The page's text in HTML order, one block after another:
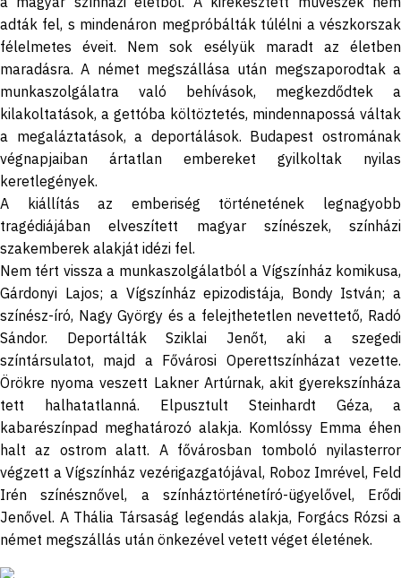
adták fel, s mindenáron megpróbálták túlélni a vészkorszak
félelmetes éveit. Nem sok esélyük maradt az életben
maradásra. A német megszállása után megszaporodtak a
munkaszolgálatra való behívások, megkezdődtek a
kilakoltatások, a gettóba költöztetés, mindennapossá váltak
a megaláztatások, a deportálások. Budapest ostromának
végnapjaiban ártatlan embereket gyilkoltak nyilas
keretlegények.
A kiállítás az emberiség történetének legnagyobb
tragédiájában elveszített magyar színészek, színházi
szakemberek alakját idézi fel.
Nem tért vissza a munkaszolgálatból a Vígszínház komikusa,
Gárdonyi Lajos; a Vígszínház epizodistája, Bondy István; a
színész-író, Nagy György és a felejthetetlen nevettető, Radó
Sándor. Deportálták Sziklai Jenőt, aki a szegedi
színtársulatot, majd a Fővárosi Operettszínházat vezette.
Örökre nyoma veszett Lakner Artúrnak, akit gyerekszínháza
tett halhatatlanná. Elpusztult Steinhardt Géza, a
kabarészínpad meghatározó alakja. Komlóssy Emma éhen
halt az ostrom alatt. A fővárosban tomboló nyilasterror
végzett a Vígszínház vezérigazgatójával, Roboz Imrével, Feld
Irén színésznővel, a színháztörténetíró-ügyelővel, Erődi
Jenővel. A Thália Társaság legendás alakja, Forgács Rózsi a
német megszállás után önkezével vetett véget életének.